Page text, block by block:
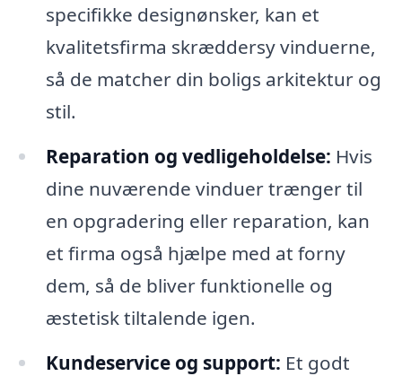
specifikke designønsker, kan et
kvalitetsfirma skræddersy vinduerne,
så de matcher din boligs arkitektur og
stil.
Reparation og vedligeholdelse: Hvis
dine nuværende vinduer trænger til
en opgradering eller reparation, kan
et firma også hjælpe med at forny
dem, så de bliver funktionelle og
æstetisk tiltalende igen.
Kundeservice og support: Et godt